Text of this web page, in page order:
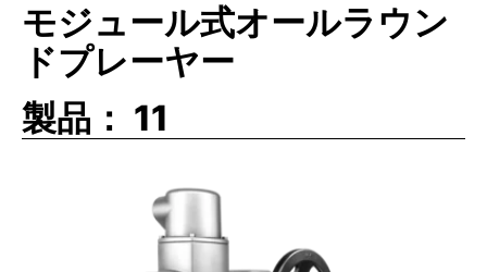
閉の状態にまたこの逆に調整できる必要がありま
す。
定格。アクチュエータはバルブを時として任意の
位置 (完全開、中間開度、完全閉)に調整できる
: 変調または調整モード。アクチュエー
タはバルブを定期的に完全開と完全閉の状態の中
間の任意の位置に調整できる必要があります。
モジュール式オールラウン
ドプレーヤー
製品： 11